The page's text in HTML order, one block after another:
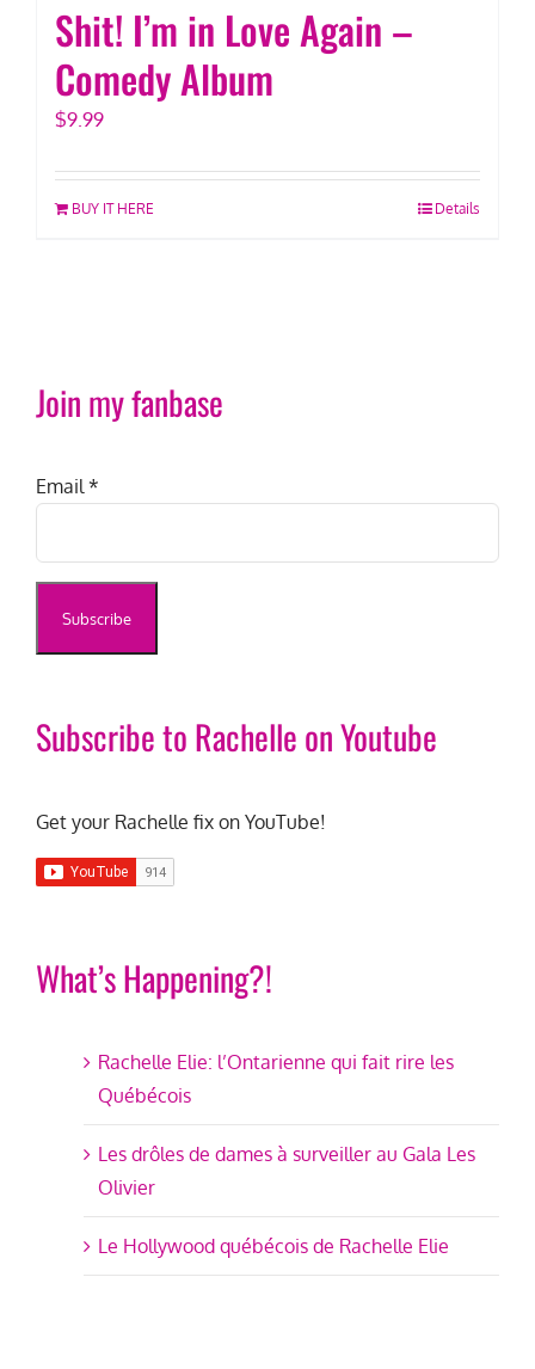
Shit! I’m in Love Again –
Comedy Album
$9.99
BUY IT HERE Details
Join my fanbase
Email*
Subscribe to Rachelle on Youtube
Get your Rachelle fix on YouTube!
What’s Happening?!
Rachelle Elie: l’Ontarienne qui fait rire les
Québécois
Les drôles de dames à surveiller au Gala Les
Olivier
Le Hollywood québécois de Rachelle Elie